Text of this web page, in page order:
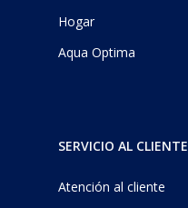
Hogar
Aqua Optima
SERVICIO AL CLIENTE
Atención al cliente